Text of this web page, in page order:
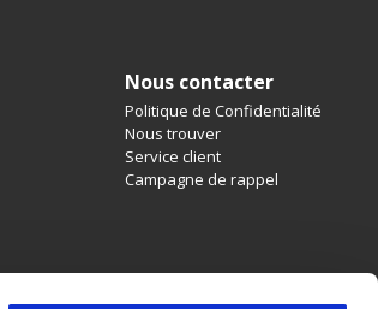
Nous contacter
Politique de Confidentialité
Nous trouver
Service client
Campagne de rappel